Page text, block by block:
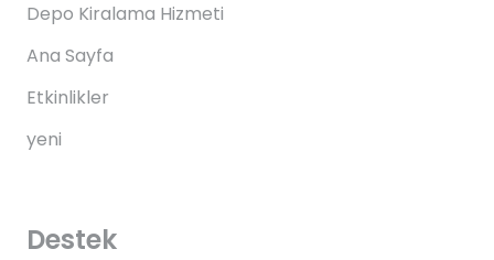
Depo Kiralama Hizmeti
Ana Sayfa
Etkinlikler
yeni
Destek